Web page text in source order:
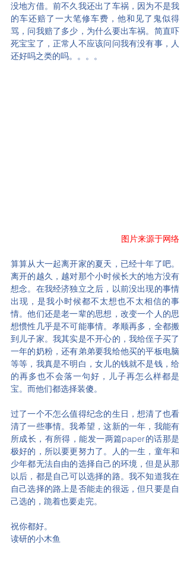
没地方借。前不久我还出了车祸，因为不是我
的车还赔了一大笔修车费，他和见了鬼似得
骂，问我赔了多少，为什么要出车祸。简直吓
死宝宝了，正常人不应该问问我有没有事，人
还好吗之类的吗。。。。
图片来源于网络
算算从大一起离开家的夏天，已经十年了吧。
离开的越久，越对那个小时候长大的地方没有
想念。在我经济独立之后，以前没出现的事情
出现，是我小时候都不太想也不太相信的事
情。他们还是老一辈的思想，改变一个人的思
想惯性几乎是不可能事情。孝顺再多，全都搬
到儿子家。我其实是不开心的，我给侄子买了
一年的奶粉，还有弟弟要我给他买的平板电脑
等等，我真是不明白，女儿的钱就不是钱，给
的再多也不会落一句好，儿子再怎么样都是
宝。而他们都选择装傻。
过了一个不怎么值得纪念的生日，想清了也看
清了一些事情。我希望，这新的一年，我能有
所成长，有所得，能发一两篇paper的话那是
极好的，所以要更努力了。人的一生，童年和
少年都无法自由的选择自己的环境，但是从那
以后，都是自己可以选择的路。我不知道我在
自己选择的路上是否能走的很远，但只要是自
己选的，跪着也要走完。
祝你都好。
读研的小木鱼